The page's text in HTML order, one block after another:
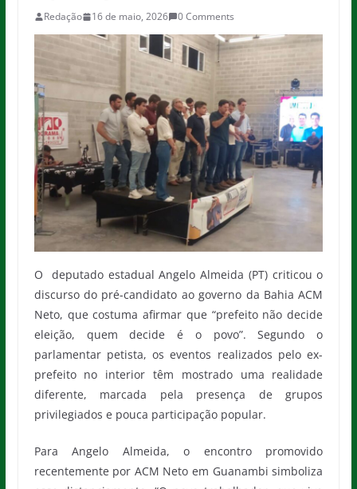
Redação 16 de maio, 2026 0 Comments
O deputado estadual Angelo Almeida (PT) criticou o
discurso do pré-candidato ao governo da Bahia ACM
Neto, que costuma afirmar que “prefeito não decide
eleição, quem decide é o povo”. Segundo o
parlamentar petista, os eventos realizados pelo ex-
prefeito no interior têm mostrado uma realidade
diferente, marcada pela presença de grupos
privilegiados e pouca participação popular.
Para Angelo Almeida, o encontro promovido
recentemente por ACM Neto em Guanambi simboliza